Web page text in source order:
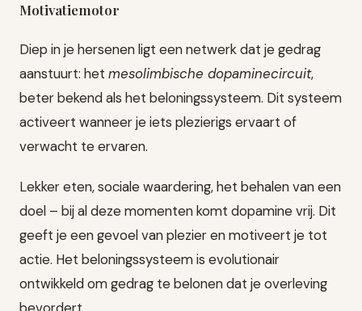
Motivatiemotor
Diep in je hersenen ligt een netwerk dat je gedrag
aanstuurt: het mesolimbische dopaminecircuit,
beter bekend als het beloningssysteem. Dit systeem
activeert wanneer je iets plezierigs ervaart of
verwacht te ervaren.
Lekker eten, sociale waardering, het behalen van een
doel – bij al deze momenten komt dopamine vrij. Dit
geeft je een gevoel van plezier en motiveert je tot
actie. Het beloningssysteem is evolutionair
ontwikkeld om gedrag te belonen dat je overleving